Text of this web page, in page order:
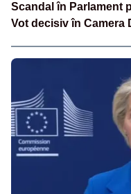
Scandal în Parlament
Vot decisiv în Camera